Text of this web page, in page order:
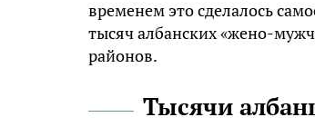
временем это сделалось
тысяч албанских «жено-
районов.
Тысячи